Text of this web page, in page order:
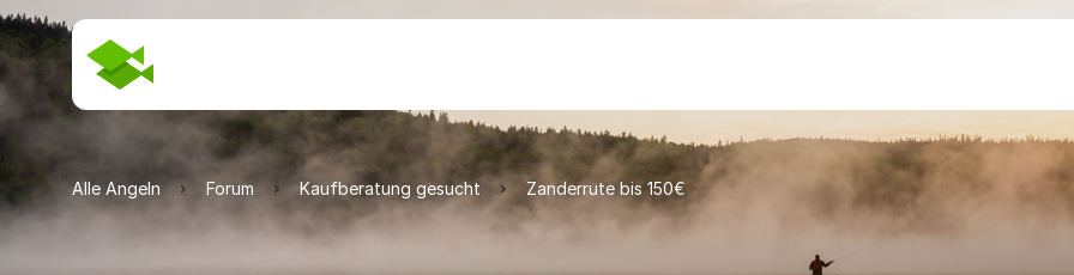
Alle Angeln Forum Kaufberatung gesucht Zanderrute bis 150€